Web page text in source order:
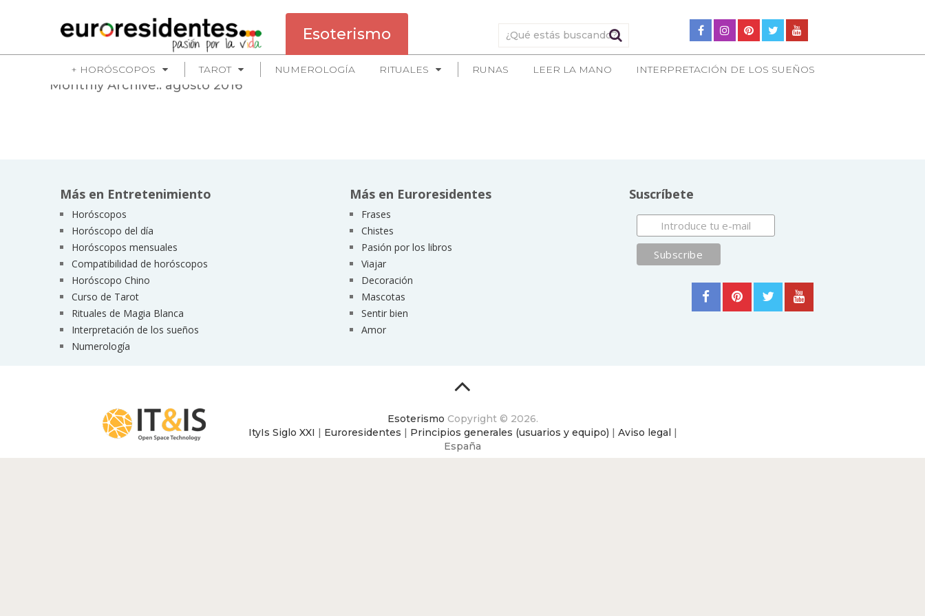
Esoterismo
+ HORÓSCOPOS TAROT NUMEROLOGÍA RITUALES RUNAS LEER LA MANO INTERPRETACIÓN DE LOS SUEÑOS
Monthly Archive:: agosto 2016
Más en Entretenimiento
Horóscopos
Horóscopo del día
Horóscopos mensuales
Compatibilidad de horóscopos
Horóscopo Chino
Curso de Tarot
Rituales de Magia Blanca
Interpretación de los sueños
Numerología
Más en Euroresidentes
Frases
Chistes
Pasión por los libros
Viajar
Decoración
Mascotas
Sentir bien
Amor
Suscríbete
Esoterismo Copyright © 2026.
ItyIs Siglo XXI | Euroresidentes | Principios generales (usuarios y equipo) | Aviso legal |
España